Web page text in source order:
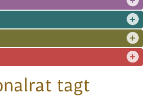
tagt